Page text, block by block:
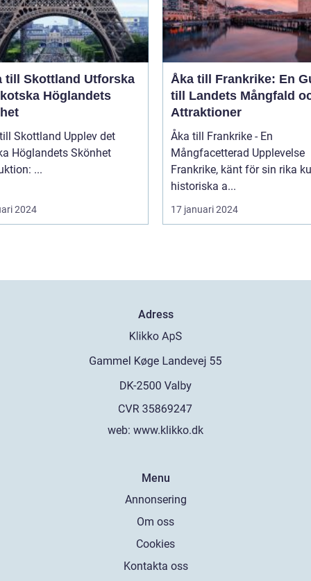
Skottland Utforska
Höglandets
Upplev det
Höglandets Skönhet
Introduktion: ...
2024
Åka till Frankrike: En
till Landets Mångfald
Attraktioner
Åka till Frankrike - En
Mångfacetterad Upplevelse
Frankrike, känt för sin rika
historiska a...
17 januari 2024
Adress
web: www.klikko.dk
Menu
Annonsering
Om oss
Cookies
Kontakta oss